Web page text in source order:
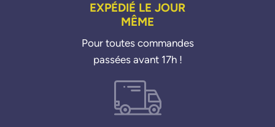
EXPÉDIÉ LE JOUR
MÊME
Pour toutes commandes
passées avant 17h !